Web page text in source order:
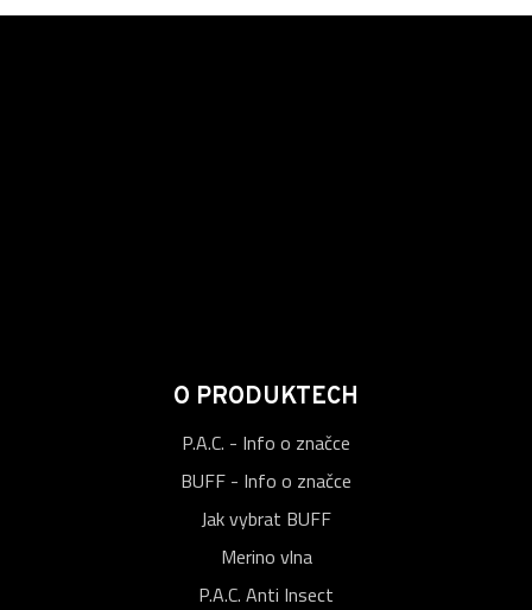
O PRODUKTECH
P.A.C. - Info o značce
BUFF - Info o značce
Jak vybrat BUFF
Merino vlna
P.A.C. Anti Insect